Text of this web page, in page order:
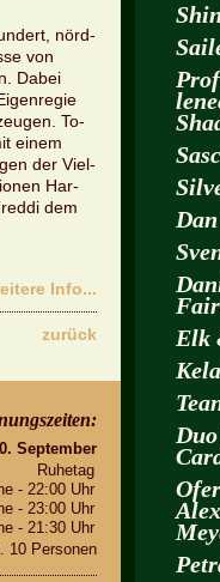
Elk
nörd­
von
Dabei
To­
einem
der Viel­
Har­
dem
Info...
zu­rück
Sep­tem­ber
Ru­he­tag
- 22:00 Uhr
- 23:00 Uhr
- 21:30 Uhr
10 Per­so­nen